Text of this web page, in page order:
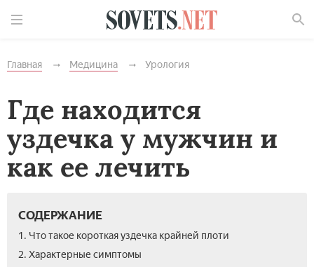
Главная Медицина Урология
Где находится
уздечка у мужчин и
как ее лечить
СОДЕРЖАНИЕ
1. Что такое короткая уздечка крайней плоти
2. Характерные симптомы